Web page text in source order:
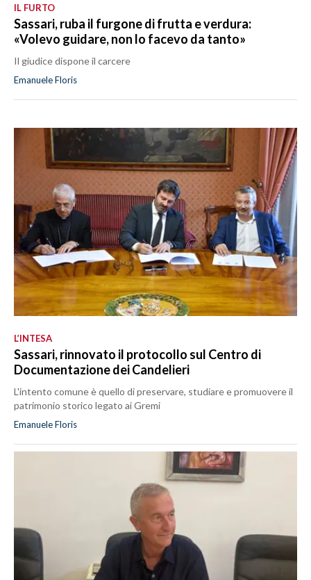
IL FURTO
Sassari, ruba il furgone di frutta e verdura:
«Volevo guidare, non lo facevo da tanto»
Il giudice dispone il carcere
Emanuele Floris
L’INTESA
Sassari, rinnovato il protocollo sul Centro di
Documentazione dei Candelieri
L'intento comune è quello di preservare, studiare e promuovere il
patrimonio storico legato ai Gremi
Emanuele Floris